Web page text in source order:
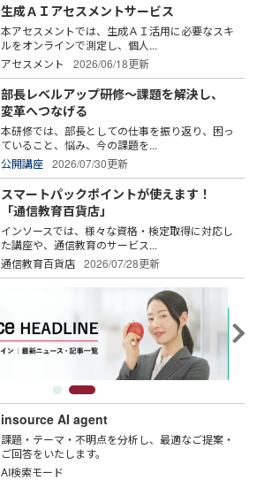
生成ＡＩアセスメントサービス
本アセスメントでは、生成ＡＩ活用に必要なスキ
ルをオンラインで測定し、個人...
アセスメント
2026/06/18更新
部長レベルアップ研修～課題を解決し、
変革へつなげる
本研修では、部長としての仕事を振り返り、困っ
ていること、悩み、今の課題を...
公開講座
2026/07/30更新
スマートパックポイントが使えます！
「通信教育百貨店」
インソースでは、様々な資格・検定取得に対応し
た講座や、通信教育のサービス...
通信教育百貨店
2026/07/28更新
insource AI agent
課題・テーマ・不明点を分析し、最適なご提案・
ご回答をいたします。
AI検索モード